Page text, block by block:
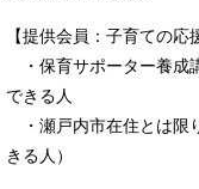
【提供会員：子育ての応
・保育サポーター養成
できる人
・瀬戸内市在住とは限
きる人）